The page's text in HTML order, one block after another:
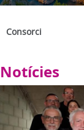
Consorci
Notícies